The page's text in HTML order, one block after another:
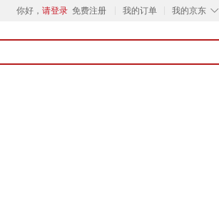
你好， 请登录 免费注册 我的订单 ◇
我的京东